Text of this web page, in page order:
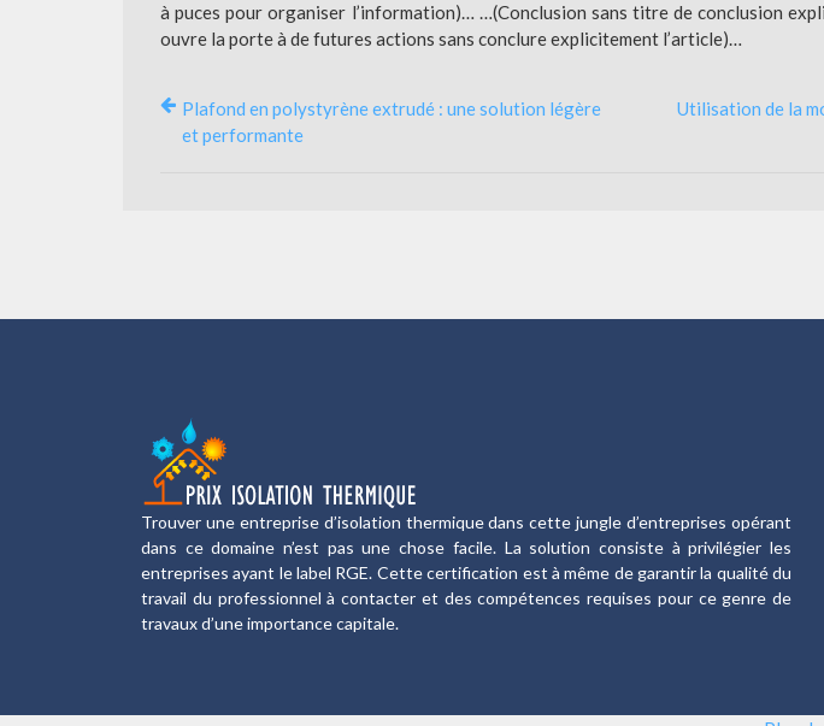
à puces pour organiser l’information)… …(Conclusion sans titre de conclusion
ouvre la porte à de futures actions sans conclure explicitement l’article)…
Plafond en polystyrène extrudé : une solution légère
et performante
Utilisation de la
Trouver une entreprise d’isolation thermique dans cette jungle d’entreprises opérant
dans ce domaine n’est pas une chose facile. La solution consiste à privilégier les
entreprises ayant le label RGE. Cette certification est à même de garantir la qualité du
travail du professionnel à contacter et des compétences requises pour ce genre de
travaux d’une importance capitale.